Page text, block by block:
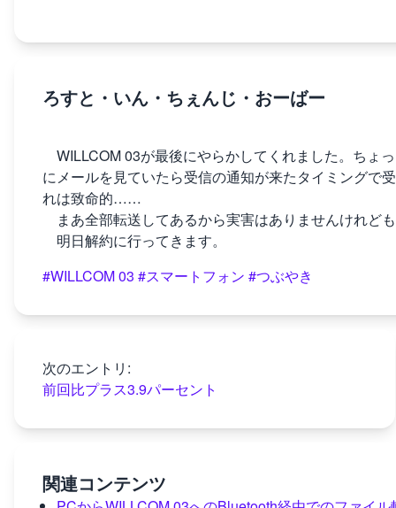
ろすと・いん・ちぇんじ・おーばー
WILLCOM 03が最後にやらかしてくれました。ちょ
にメールを見ていたら受信の通知が来たタイミング
れは致命的……
まあ全部転送してあるから実害はありませんけれど
明日解約に行ってきます。
#WILLCOM 03 #スマートフォン #つぶやき
次のエントリ:
前回比プラス3.9パーセント
関連コンテンツ